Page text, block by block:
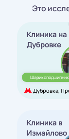
Это
Клиника на
Дубровке
Дубровка,
Клиника в
Измайлово